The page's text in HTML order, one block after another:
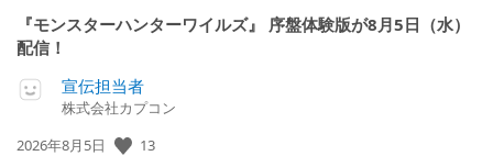
『モンスターハンターワイルズ』 序盤体験版が8月5日（水）
配信！
宣伝担当者
株式会社カプコン
公
2026年8月5日 13